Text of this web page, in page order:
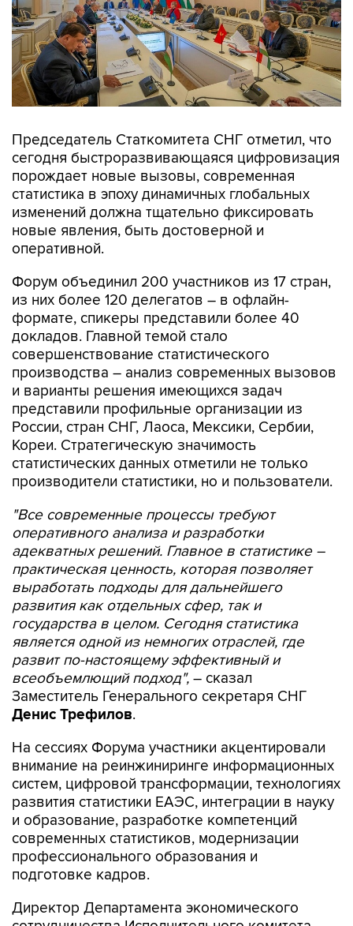
Председатель Статкомитета СНГ отметил, что
сегодня быстроразвивающаяся цифровизация
порождает новые вызовы, современная
статистика в эпоху динамичных глобальных
изменений должна тщательно фиксировать
новые явления, быть достоверной и
оперативной.
Форум объединил 200 участников из 17 стран,
из них более 120 делегатов – в офлайн-
формате, спикеры представили более 40
докладов. Главной темой стало
совершенствование статистического
производства – анализ современных вызовов
и варианты решения имеющихся задач
представили профильные организации из
России, стран СНГ, Лаоса, Мексики, Сербии,
Кореи. Стратегическую значимость
статистических данных отметили не только
производители статистики, но и пользователи.
"Все современные процессы требуют
оперативного анализа и разработки
адекватных решений. Главное в статистике –
практическая ценность, которая позволяет
выработать подходы для дальнейшего
развития как отдельных сфер, так и
государства в целом. Сегодня статистика
является одной из немногих отраслей, где
развит по-настоящему эффективный и
всеобъемлющий подход", – сказал
Заместитель Генерального секретаря СНГ
Денис Трефилов.
На сессиях Форума участники акцентировали
внимание на реинжиниринге информационных
систем, цифровой трансформации, технологиях
развития статистики ЕАЭС, интеграции в науку
и образование, разработке компетенций
современных статистиков, модернизации
профессионального образования и
подготовке кадров.
Директор Департамента экономического